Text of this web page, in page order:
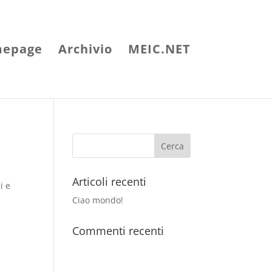
Archivio MEIC.NET
e
Articoli recenti
Ciao mondo!
Commenti recenti